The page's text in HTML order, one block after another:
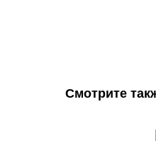
Смотрите